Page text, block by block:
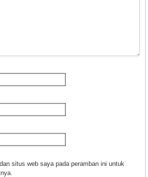
situs web saya pada peramban ini untuk